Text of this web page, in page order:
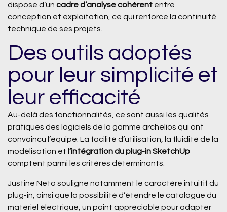
dispose d’un cadre d’analyse cohérent entre
conception et exploitation, ce qui renforce la continuité
technique de ses projets.
Des outils adoptés
pour leur simplicité et
leur efficacité
Au-delà des fonctionnalités, ce sont aussi les qualités
pratiques des logiciels de la gamme archelios qui ont
convaincu l’équipe. La facilité d’utilisation, la fluidité de la
modélisation et l’intégration du plug-in SketchUp
comptent parmi les critères déterminants.
Justine Neto souligne notamment le caractère intuitif du
plug-in, ainsi que la possibilité d’étendre le catalogue du
matériel électrique, un point appréciable pour adapter